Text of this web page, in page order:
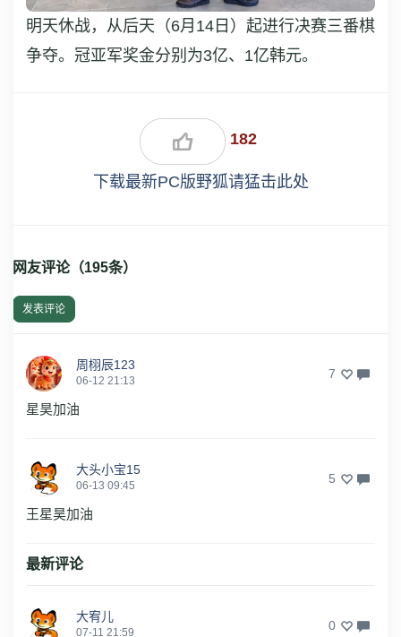
明天休战，从后天（6月14日）起进行决赛三番棋
争夺。冠亚军奖金分别为3亿、1亿韩元。
182
下载最新PC版野狐请猛击此处
网友评论（195条）
发表评论
周栩辰123
06-12 21:13 7
星昊加油
大头小宝15
06-13 09:45 5
王星昊加油
最新评论
大宥儿
07-11 21:59 0